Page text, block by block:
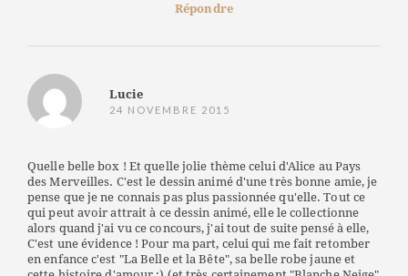
Répondre
Lucie
24 NOVEMBRE 2015
Quelle belle box ! Et quelle jolie thème celui d'Alice au Pays
des Merveilles. C'est le dessin animé d'une très bonne amie, je
pense que je ne connais pas plus passionnée qu'elle. Tout ce
qui peut avoir attrait à ce dessin animé, elle le collectionne
alors quand j'ai vu ce concours, j'ai tout de suite pensé à elle,
C'est une évidence ! Pour ma part, celui qui me fait retomber
en enfance c'est "La Belle et la Bête", sa belle robe jaune et